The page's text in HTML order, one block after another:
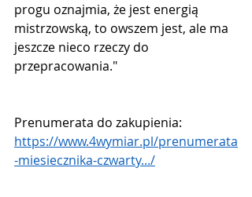
progu oznajmia, że jest energią
mistrzowską, to owszem jest, ale ma
jeszcze nieco rzeczy do
przepracowania."
Prenumerata do zakupienia:
https://www.4wymiar.pl/prenumerata
-miesiecznika-czwarty.../